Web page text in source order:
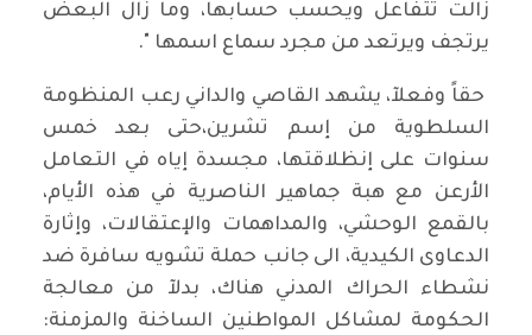
زالت تتفاعل ويحسب حسابها، وما زال البعض
يرتجف ويرتعد من مجرد سماع اسمها ".
حقاً وفعلآ، يشهد القاصي والداني رعب المنظومة
السلطوية من إسم تشرين،حتى بعد خمس
سنوات على إنظلاقتها، مجسدة إياه في التعامل
الأرعن مع هبة جماهير الناصرية في هذه الأيام،
بالقمع الوحشي، والمداهمات والإعتقالات، وإثارة
الدعاوى الكيدية، الى جانب حملة تشويه سافرة ضد
نشطاء الحراك المدني هناك، بدلآ من معالجة
الحكومة لمشاكل المواطنين الساخنة والمزمنة: